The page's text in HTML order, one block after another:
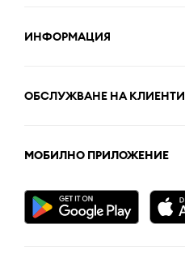
ИНФОРМАЦИЯ
ОБСЛУЖВАНЕ НА КЛИЕНТИ
МОБИЛНО ПРИЛОЖЕНИЕ